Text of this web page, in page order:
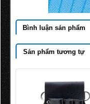
Bình luận sản phẩm
Sản phẩm tương tự